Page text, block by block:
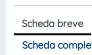
Scheda breve
Scheda